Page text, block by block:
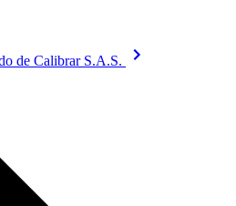
de Calibrar S.A.S.